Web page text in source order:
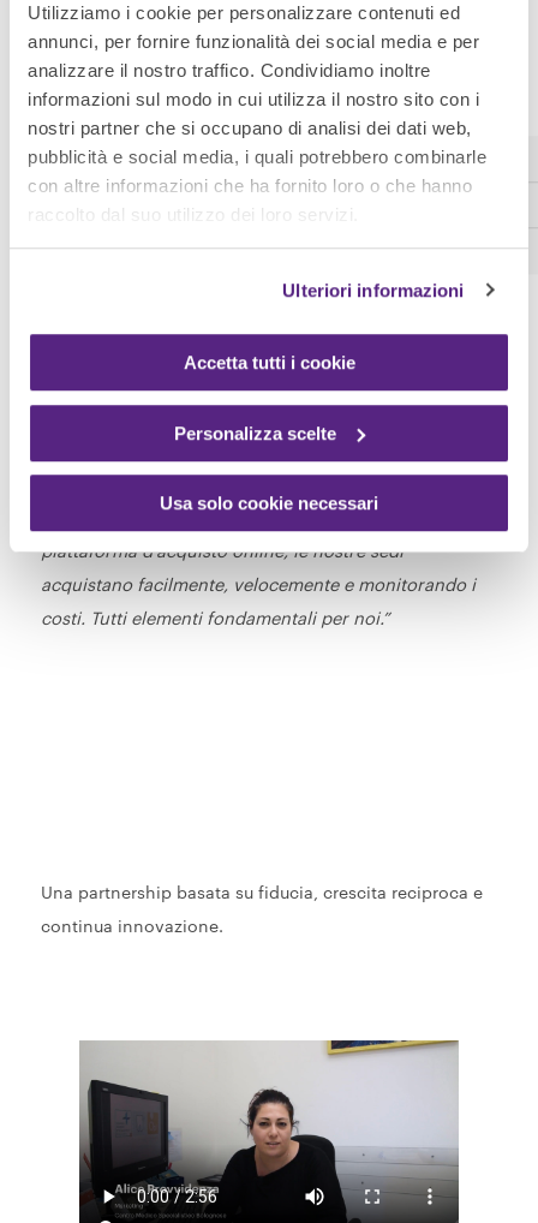
Utilizziamo i cookie per personalizzare contenuti ed
annunci, per fornire funzionalità dei social media e per
analizzare il nostro traffico. Condividiamo inoltre
informazioni sul modo in cui utilizza il nostro sito con i
nostri partner che si occupano di analisi dei dati web,
pubblicità e social media, i quali potrebbero combinarle
con altre informazioni che ha fornito loro o che hanno
raccolto dal suo utilizzo dei loro servizi.
Ulteriori informazioni
Accetta tutti i cookie
Personalizza scelte
Usa solo cookie necessari
Un supporto che va oltre la fornitura di prodotti
si concretizza nell’ offerta di servizi innovativi
piattaforma d’acquisto online, le nostre sedi
acquistano facilmente, velocemente e monitorando i
costi. Tutti elementi fondamentali per noi.”
Una partnership basata su fiducia, crescita reciproca e
continua innovazione.